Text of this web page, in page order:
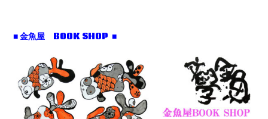
■ 金魚屋 BOOK SHOP ■